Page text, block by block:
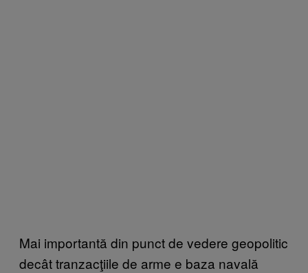
Mai importantă din punct de vedere geopolitic
decât tranzacţiile de arme e baza navală